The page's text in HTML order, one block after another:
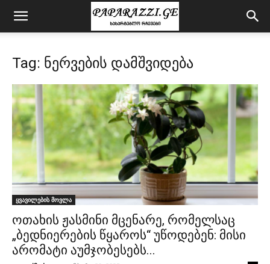
Tag: ნერვების დამშვიდება
ყვავილების მოვლა
ოთახის ჟასმინი მცენარე, რომელსაც
„ბედნიერების წყაროს“ უწოდებენ: მისი
არომატი აუმჯობესებს...